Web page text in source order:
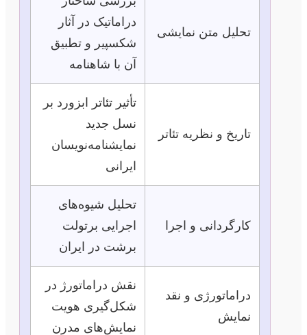
تحلیل متن نمایشی
دراماتیک در آثار
شکسپیر و تطبیق
آن با شاهنامه
تاریخ و نظریه تئاتر
تأثیر تئاتر ابزورد بر
نسل جدید
نمایشنامه‌نویسان
ایرانی
کارگردانی و اجرا
تحلیل شیوه‌های
اجرایی برتولت
برشت در ایران
دراماتورژی و نقد
نمایش
نقش دراماتورژ در
شکل‌گیری هویت
نمایش‌های مدرن